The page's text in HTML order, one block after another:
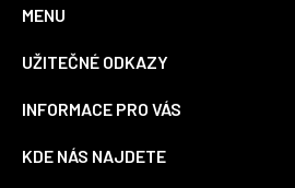
MENU
UŽITEČNÉ ODKAZY
INFORMACE PRO VÁS
KDE NÁS NAJDETE